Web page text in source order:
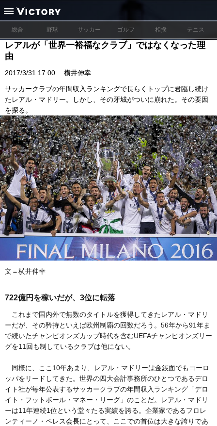
総合 野球 サッカー ゴルフ 相撲 テニス
レアルが「世界一裕福なクラブ」ではなくなった理
由
2017/3/31 17:00 横井伸幸
サッカークラブの年間収入ランキングで長らくトップに君臨し続け
たレアル・マドリー。しかし、その牙城がついに崩れた。その要因
を探る。
文＝横井伸幸
722億円を稼いだが、3位に転落
これまで国内外で無数のタイトルを獲得してきたレアル・マドリ
ーだが、その矜持といえば欧州制覇の回数だろう。56年から91年ま
で続いたチャンピオンズカップ時代を含むUEFAチャンピオンズリー
グを11回も制しているクラブは他にない。
同様に、ここ10年あまり、レアル・マドリーは金銭面でもヨーロ
ッパをリードしてきた。世界の四大会計事務所のひとつであるデロ
イト社が毎年公表するサッカークラブの年間収入ランキング「デロ
イト・フットボール・マネー・リーグ」のことだ。レアル・マドリ
ーは11年連続1位という堂々たる実績を誇る。企業家であるフロレ
ンティーノ・ペレス会長にとって、ここでの首位は大きな誇りであ